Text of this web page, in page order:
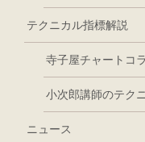
テクニカル指標解説
寺子屋チャートコ
小次郎講師のテク
ニュース